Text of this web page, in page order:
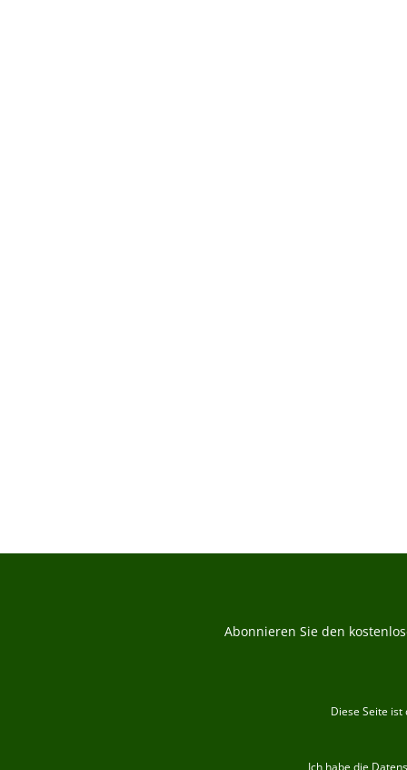
Abonnieren Sie den
Diese Seite ist
Ich habe die